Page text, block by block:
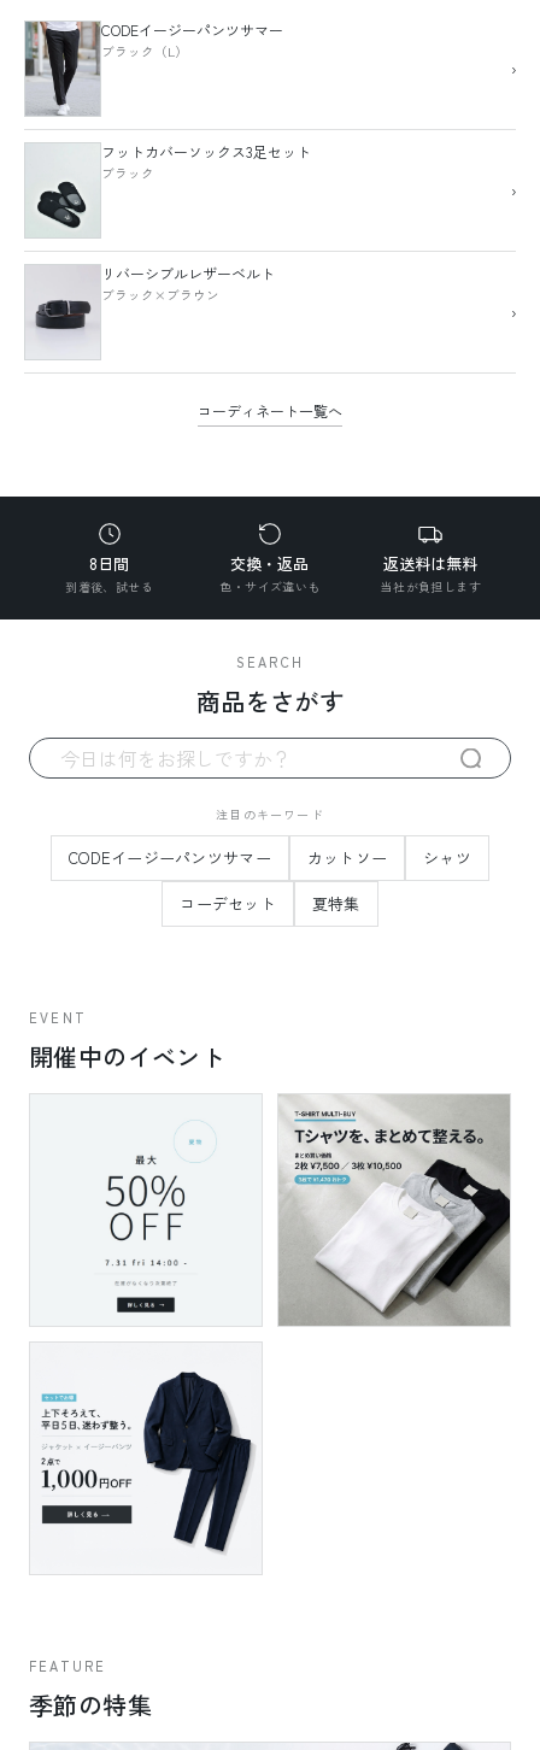
CODEイージーパンツサマー
ブラック（L）
›
フットカバーソックス3足セット
ブラック
›
リバーシブルレザーベルト
ブラック×ブラウン
›
コーディネート一覧へ
8日間
到着後、試せる
交換・返品
色・サイズ違いも
返送料は無料
当社が負担します
SEARCH
商品をさがす
注目のキーワード
CODEイージーパンツサマー カットソー
シャツ
コーデセット
夏特集
EVENT
開催中のイベント
FEATURE
季節の特集